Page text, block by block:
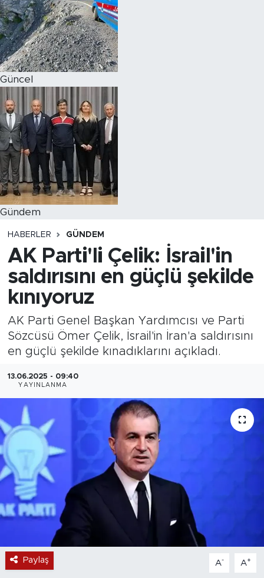
Güncel
Gündem
HABERLER GÜNDEM
AK Parti'li Çelik: İsrail'in
saldırısını en güçlü şekilde
kınıyoruz
AK Parti Genel Başkan Yardımcısı ve Parti
Sözcüsü Ömer Çelik, İsrail'in İran'a saldırısını
en güçlü şekilde kınadıklarını açıkladı.
13.06.2025 - 09:40
YAYINLANMA
Paylaş A- A+
Magazin
Özel Haber
Politika
Resmi İlanlar
Sağlık
Spor
Turizm